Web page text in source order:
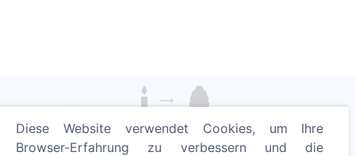
Zünden Sie eine digitale Kerze an - pflanzen Sie einen
Baum!
Diese Website verwendet Cookies, um Ihre
Browser-Erfahrung zu verbessern und die